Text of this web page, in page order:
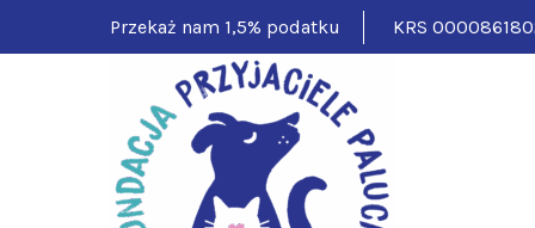
to
Przekaż nam 1,5% podatku KRS